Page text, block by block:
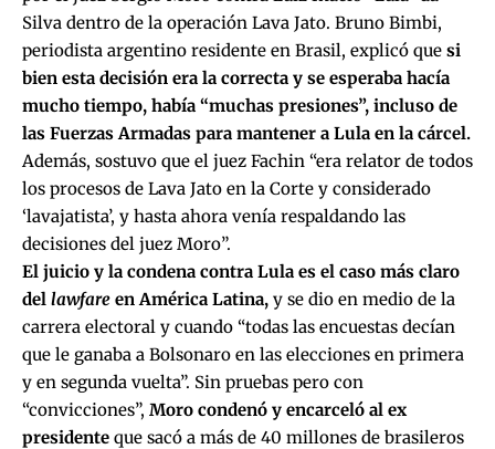
Silva dentro de la operación Lava Jato. Bruno Bimbi,
periodista argentino residente en Brasil, explicó que si
bien esta decisión era la correcta y se esperaba hacía
mucho tiempo, había “muchas presiones”, incluso de
las Fuerzas Armadas para mantener a Lula en la cárcel.
Además, sostuvo que el juez Fachin “era relator de todos
los procesos de Lava Jato en la Corte y considerado
‘lavajatista’, y hasta ahora venía respaldando las
decisiones del juez Moro”.
El juicio y la condena contra Lula es el caso más claro
del lawfare en América Latina, y se dio en medio de la
carrera electoral y cuando “todas las encuestas decían
que le ganaba a Bolsonaro en las elecciones en primera
y en segunda vuelta”. Sin pruebas pero con
“convicciones”, Moro condenó y encarceló al ex
presidente que sacó a más de 40 millones de brasileros